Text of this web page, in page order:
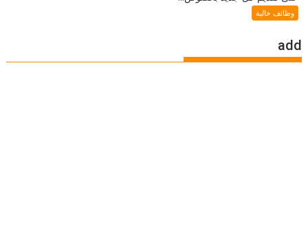
وظائف خالية
add